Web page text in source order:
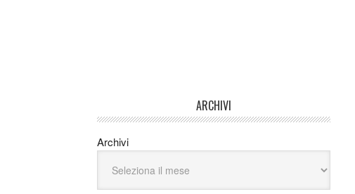
ARCHIVI
Archivi